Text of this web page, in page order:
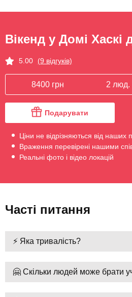
Вікенд у Домі Хаскі
5.00 (9 відгуків)
8400 грн 2 люд.
Подарувати
Ціни не відрізняються від наших
Враження перевірені нашими
Реальні фото і відео локацій
Часті питання
⚡ Яка тривалість?
🤗 Скільки людей може брати